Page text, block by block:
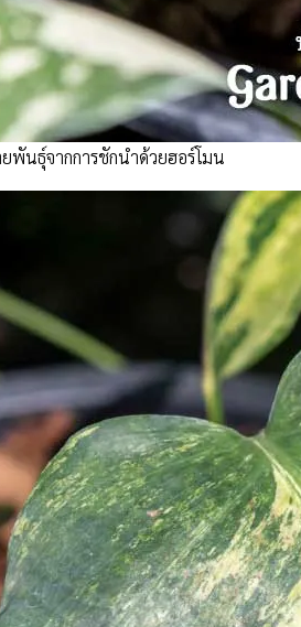
พันธุ์จากการชักนำด้วยฮอร์โมน